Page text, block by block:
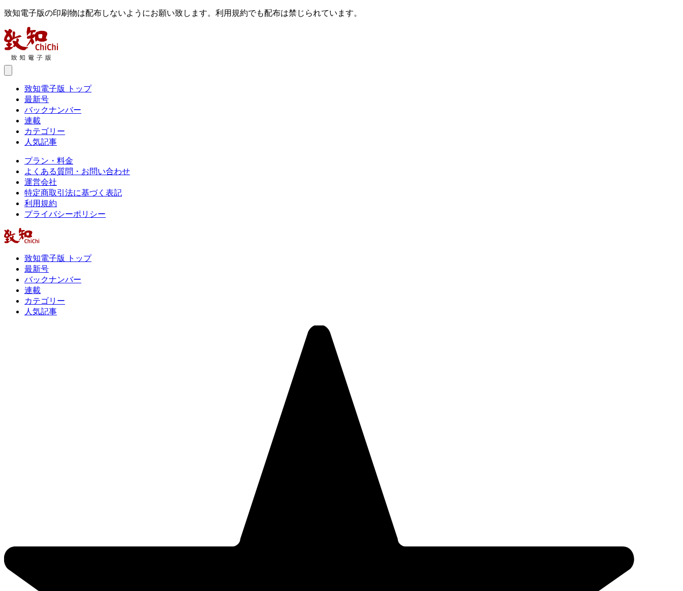
致知電子版の印刷物は配布しないようにお願い致します。利用規約でも配布は禁じられています。
致知電子版 トップ
最新号
バックナンバー
連載
カテゴリー
人気記事
プラン・料金
よくある質問・お問い合わせ
運営会社
特定商取引法に基づく表記
利用規約
プライバシーポリシー
致知電子版 トップ
最新号
バックナンバー
連載
カテゴリー
人気記事